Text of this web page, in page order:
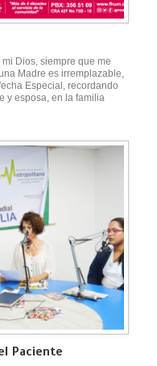
Dios, siempre que me
Madre es irremplazable,
Especial, recordando
y esposa, en la familia
Paciente